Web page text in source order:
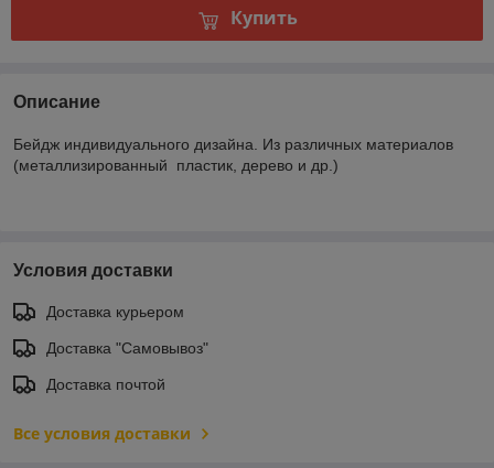
Купить
Описание
Бейдж индивидуального дизайна. Из различных материалов
(металлизированный пластик, дерево и др.)
Условия доставки
Доставка курьером
Доставка "Самовывоз"
Доставка почтой
Все условия доставки